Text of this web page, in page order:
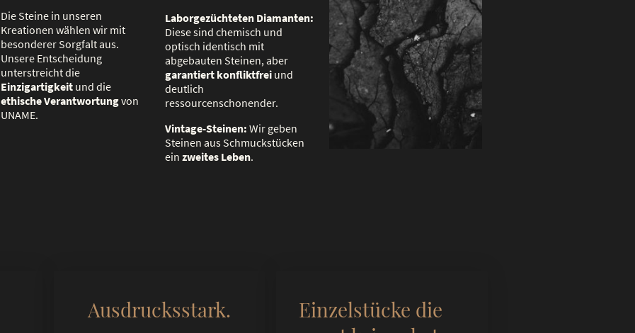
Die Steine in unseren
Kreationen wählen wir mit
besonderer Sorgfalt aus.
Unsere Entscheidung
unterstreicht die
Einzigartigkeit und die
ethische Verantwortungvon
UNAME.
Laborgezüchteten Diamanten:
Diese sind chemisch und
optisch identisch mit
abgebauten Steinen, aber
garantiert konfliktfrei und
deutlich
ressourcenschonender.
Vintage-Steinen: Wir geben
Steinen aus Schmuckstücken
ein zweites Leben.
Ausdrucksstark.
Einzelstücke die